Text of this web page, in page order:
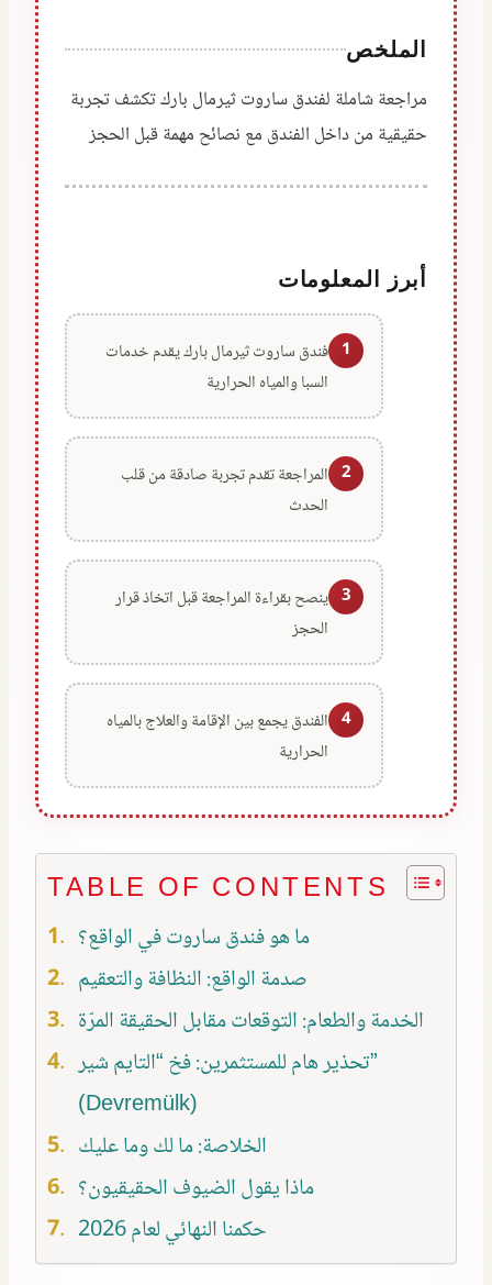
الملخص
مراجعة شاملة لفندق ساروت ثيرمال بارك تكشف تجربة
حقيقية من داخل الفندق مع نصائح مهمة قبل الحجز
أبرز المعلومات
1 فندق ساروت ثيرمال بارك يقدم خدمات
السبا والمياه الحرارية
2 المراجعة تقدم تجربة صادقة من قلب
الحدث
3 ينصح بقراءة المراجعة قبل اتخاذ قرار
الحجز
4 الفندق يجمع بين الإقامة والعلاج بالمياه
الحرارية
TABLE OF CONTENTS
ما هو فندق ساروت في الواقع؟
صدمة الواقع: النظافة والتعقيم
الخدمة والطعام: التوقعات مقابل الحقيقة المرّة
تحذير هام للمستثمرين: فخ “التايم شير”
(Devremülk)
الخلاصة: ما لك وما عليك
ماذا يقول الضيوف الحقيقيون؟
حكمنا النهائي لعام 2026